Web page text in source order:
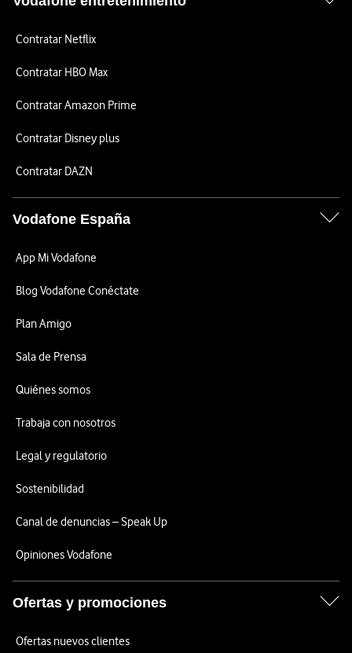
Contratar Netflix
Contratar HBO Max
Contratar Amazon Prime
Contratar Disney plus
Contratar DAZN
Vodafone España
App Mi Vodafone
Blog Vodafone Conéctate
Plan Amigo
Sala de Prensa
Quiénes somos
Trabaja con nosotros
Legal y regulatorio
Sostenibilidad
Canal de denuncias – Speak Up
Opiniones Vodafone
Ofertas y promociones
Ofertas nuevos clientes